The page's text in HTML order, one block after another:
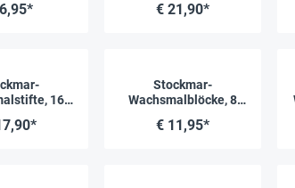
€ 21,90*
16
Stockmar-
Wachsmalblöcke, 8
€ 11,95*